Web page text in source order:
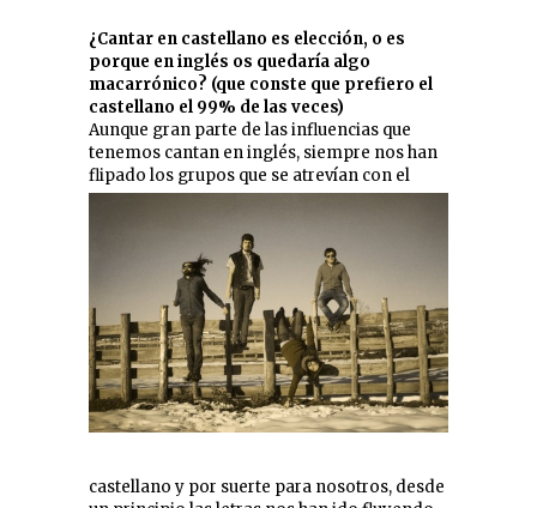
¿Cantar en castellano es elección, o es
porque en inglés os quedaría algo
macarrónico? (que conste que prefiero el
castellano el 99% de las veces)
Aunque gran parte de las influencias que
tenemos cantan en inglés, siempre nos han
flipado los grupos que se atrevían con el
castellano y por suerte para nosotros, desde